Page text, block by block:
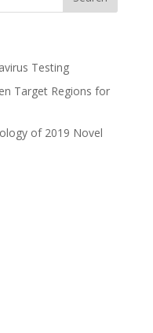
Testing
Target Regions for
of 2019 Novel